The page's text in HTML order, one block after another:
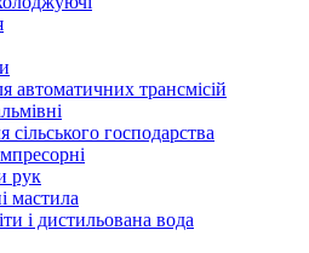
автоматичних трансмісій
господарства
рук
мастила
і дистильована вода